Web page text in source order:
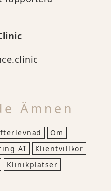
Ämnen
Om
AI
Klientvillkor
Klinikplatser